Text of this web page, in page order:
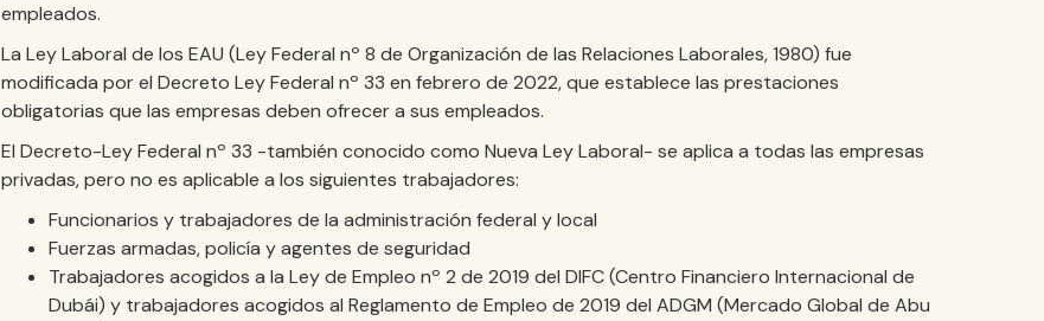
empleados.
La Ley Laboral de los EAU (Ley Federal nº 8 de Organización de las Relaciones Laborales, 1980) fue
modificada por el Decreto Ley Federal nº 33 en febrero de 2022, que establece las prestaciones
obligatorias que las empresas deben ofrecer a sus empleados.
El Decreto-Ley Federal nº 33 -también conocido como Nueva Ley Laboral- se aplica a todas las empresas
privadas, pero no es aplicable a los siguientes trabajadores:
Funcionarios y trabajadores de la administración federal y local
Fuerzas armadas, policía y agentes de seguridad
Trabajadores acogidos a la Ley de Empleo nº 2 de 2019 del DIFC (Centro Financiero Internacional de
Dubái) y trabajadores acogidos al Reglamento de Empleo de 2019 del ADGM (Mercado Global de Abu